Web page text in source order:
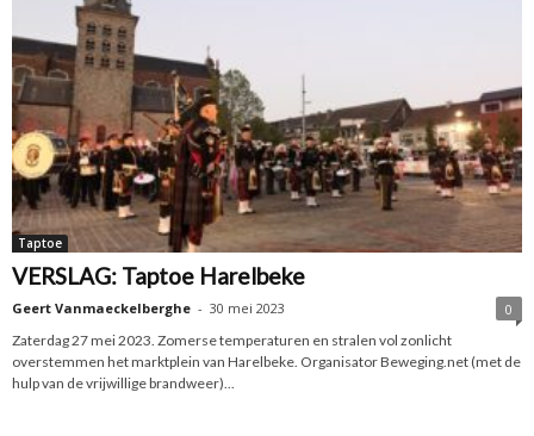
Taptoe
VERSLAG: Taptoe Harelbeke
Geert Vanmaeckelberghe - 30 mei 2023
0
Zaterdag 27 mei 2023. Zomerse temperaturen en stralen vol zonlicht
overstemmen het marktplein van Harelbeke. Organisator Beweging.net (met de
hulp van de vrijwillige brandweer)...